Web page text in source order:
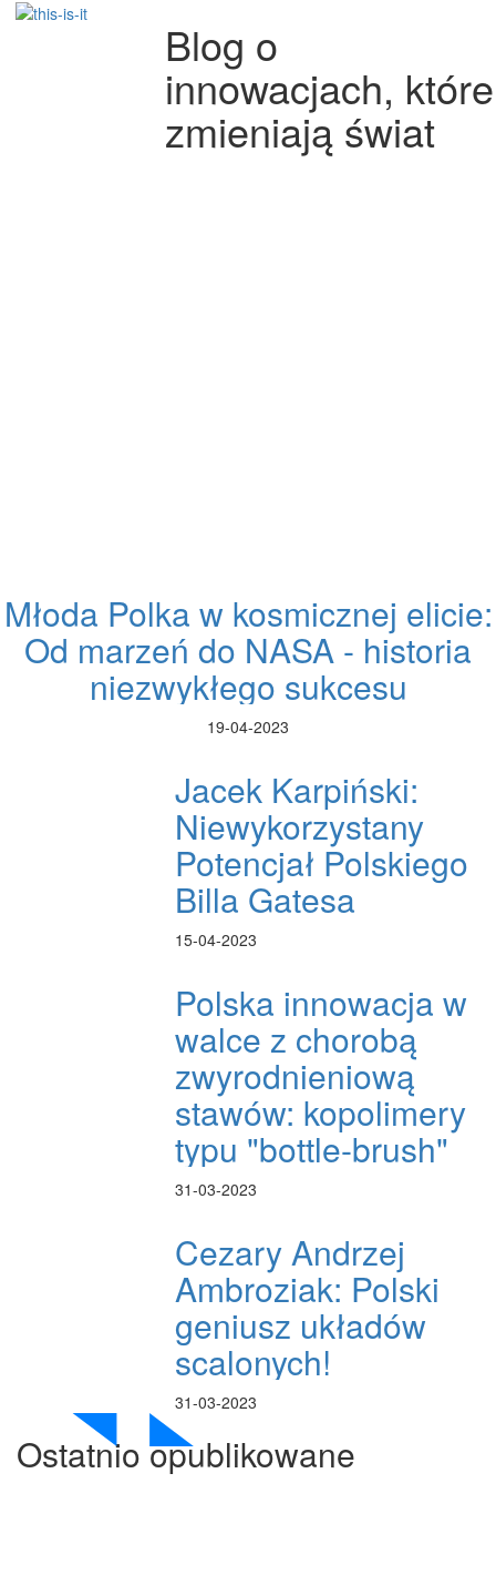
Blog o
innowacjach, które
zmieniają świat
Młoda Polka w kosmicznej elicie:
Od marzeń do NASA - historia
niezwykłego sukcesu
19-04-2023
Jacek Karpiński:
Niewykorzystany
Potencjał Polskiego
Billa Gatesa
15-04-2023
Polska innowacja w
walce z chorobą
zwyrodnieniową
stawów: kopolimery
typu "bottle-brush"
31-03-2023
Cezary Andrzej
Ambroziak: Polski
geniusz układów
scalonych!
31-03-2023
Ostatnio opublikowane